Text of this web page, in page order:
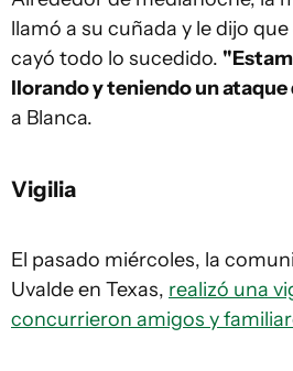
llamó a su cuñada y le dijo
cayó todo lo sucedido.
llorando y teniendo un ataque
a Blanca.
Vigilia
El pasado miércoles, la
Uvalde en Texas, realizó una
concurrieron amigos y